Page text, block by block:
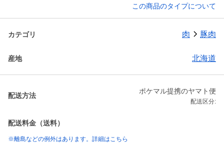
この商品のタイプについて
カテゴリ 肉 豚肉
産地 北海道
配送方法
ポケマル提携のヤマト便
配送区分:
配送料金（送料）
※離島などの例外はあります。詳細はこちら